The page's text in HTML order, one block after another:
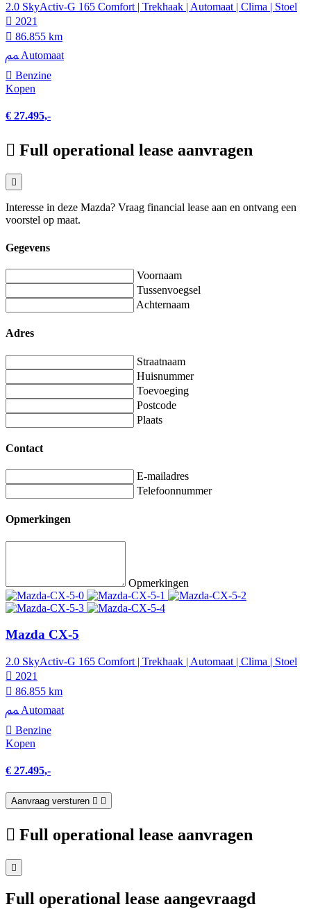
2.0 SkyActiv-G 165 Comfort | Trekhaak | Automaat | Clima | Stoel
2021
86.855 km
Automaat
Benzine
Kopen
€ 27.495,-
Full operational lease aanvragen
Interesse in deze Mazda? Vraag financial lease aan en ontvang een
voorstel op maat.
Gegevens
Voornaam
Tussenvoegsel
Achternaam
Adres
Straatnaam
Huisnummer
Toevoeging
Postcode
Plaats
Contact
E-mailadres
Telefoonnummer
Opmerkingen
Opmerkingen
Mazda CX-5
2.0 SkyActiv-G 165 Comfort | Trekhaak | Automaat | Clima | Stoel
2021
86.855 km
Automaat
Benzine
Kopen
€ 27.495,-
Aanvraag versturen
Full operational lease aanvragen
Full operational lease aangevraagd